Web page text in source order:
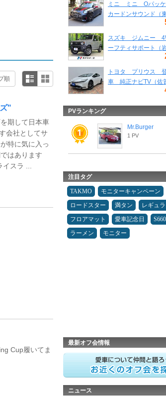
順
"
期して日本車
会社としてサ
特に気に入っ
はあります
スラ ...
Cup履いてま
ミニ ミニ Oパッケ
カードンサウンド（
スズキ ジムニー
ーフティサポート（
トヨタ プリウス
車 純正ナビTV（佐
PVランキング
Mr.Burger
1 PV
注目タグ
TAKMO モニターキャンペーン
ロードスター
満タン レギュ
フロアマット
愛車記念日 S660
ラーメン
モニター
最新オフ会情報
ニュース